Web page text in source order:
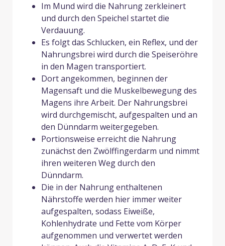
Im Mund wird die Nahrung zerkleinert
und durch den Speichel startet die
Verdauung.
Es folgt das Schlucken, ein Reflex, und der
Nahrungsbrei wird durch die Speiseröhre
in den Magen transportiert.
Dort angekommen, beginnen der
Magensaft und die Muskelbewegung des
Magens ihre Arbeit. Der Nahrungsbrei
wird durchgemischt, aufgespalten und an
den Dünndarm weitergegeben.
Portionsweise erreicht die Nahrung
zunächst den Zwölffingerdarm und nimmt
ihren weiteren Weg durch den
Dünndarm.
Die in der Nahrung enthaltenen
Nährstoffe werden hier immer weiter
aufgespalten, sodass Eiweiße,
Kohlenhydrate und Fette vom Körper
aufgenommen und verwertet werden